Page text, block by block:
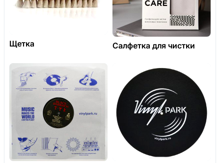
Щетка Салфетка для чистки